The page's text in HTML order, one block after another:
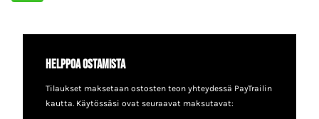
Helppoa ostamista
Tilaukset maksetaan ostosten teon yhteydessä PayTrailin
kautta. Käytössäsi ovat seuraavat maksutavat: